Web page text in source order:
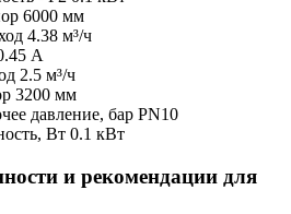
6000 мм
4.38 м³/ч
A
2.5 м³/ч
3200 мм
давление, бар PN10
Вт 0.1 кВт
и рекомендации для